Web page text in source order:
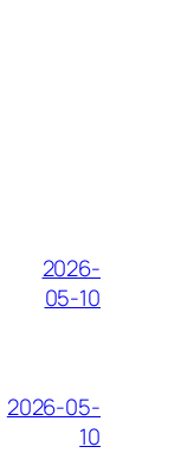
2026-
05-10
2026-05-
10